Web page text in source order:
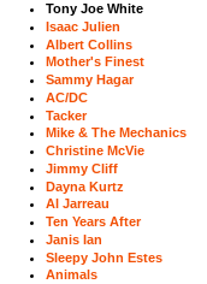
Tony Joe White
Isaac Julien
Albert Collins
Mother's Finest
Sammy Hagar
AC/DC
Tacker
Mike & The Mechanics
Christine McVie
Jimmy Cliff
Dayna Kurtz
Al Jarreau
Ten Years After
Janis Ian
Sleepy John Estes
Animals